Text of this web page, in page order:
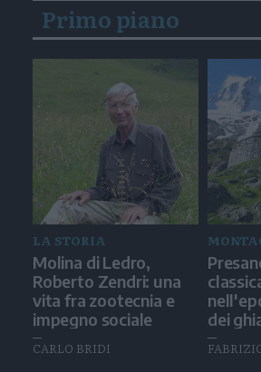
Primo piano
LA STORIA
Molina di Ledro,
Roberto Zendri: una
vita fra zootecnia e
impegno sociale
CARLO BRIDI
dei